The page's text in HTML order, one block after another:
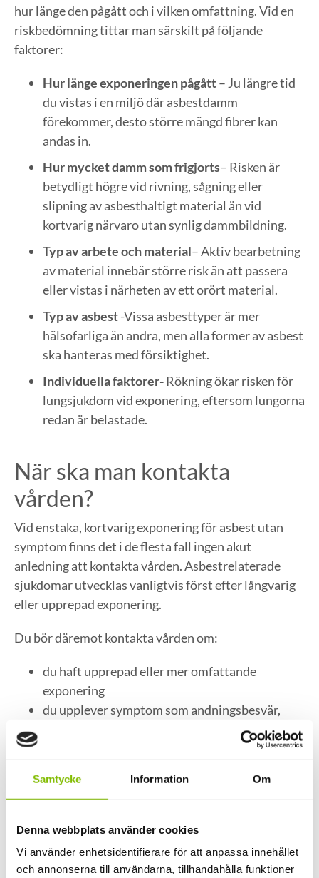
Samtycke Information Om
Denna webbplats använder cookies
Vi använder enhetsidentifierare för att anpassa innehållet
och annonserna till användarna, tillhandahålla funktioner
hur länge den pågått och i vilken omfattning. Vid en
riskbedömning tittar man särskilt på följande
faktorer:
Hur länge exponeringen pågått– Ju längre tid
du vistas i en miljö där asbestdamm
förekommer, desto större mängd fibrer kan
andas in.
Hur mycket damm som frigjorts– Risken är
betydligt högre vid rivning, sågning eller
slipning av asbesthaltigt material än vid
kortvarig närvaro utan synlig dammbildning.
Typ av arbete och material– Aktiv bearbetning
av material innebär större risk än att passera
eller vistas i närheten av ett orört material.
Typ av asbest-Vissa asbesttyper är mer
hälsofarliga än andra, men alla former av asbest
ska hanteras med försiktighet.
Individuella faktorer-Rökning ökar risken för
lungsjukdom vid exponering, eftersom lungorna
redan är belastade.
När ska man kontakta
vården?
Vid enstaka, kortvarig exponering för asbest utan
symptom finns det i de flesta fall ingen akut
anledning att kontakta vården. Asbestrelaterade
sjukdomar utvecklas vanligtvis först efter långvarig
eller upprepad exponering.
Du bör däremot kontakta vården om:
du haft upprepad eller mer omfattande
exponering
du upplever symptom som andningsbesvär,
du känner stark oro och behöver medicinsk
Vid kontakt med vården är det viktigt att nämna
kan göras utifrån rätt förutsättningar.